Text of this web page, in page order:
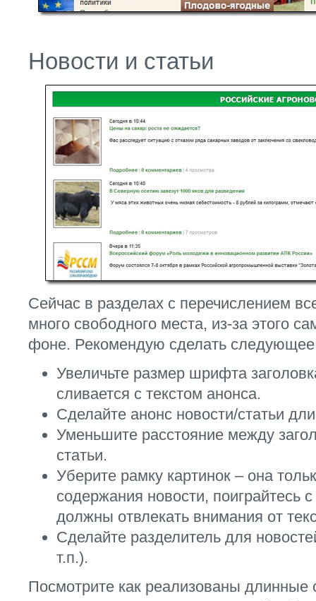
Новости и статьи
Сейчас в разделах с перечислением
много свободного места, из-за этого
фоне. Рекомендую сделать
Увеличьте размер шрифта
сливается с текстом анонса.
Сделайте анонс новости/статьи
Уменьшите расстояние между
статьи.
Уберите рамку картинок – она
содержания новости, поиграйтесь
должны отвлекать внимания от
Сделайте разделитель для
т.п.).
Посмотрите как реализованы длинные